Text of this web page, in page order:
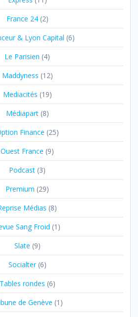
France 24(2)
& Lyon Capital (6)
Le Parisien (4)
Maddyness (12)
Mediacités (19)
Médiapart(8)
Finance (25)
Ouest France (9)
Podcast (3)
Premium (29)
Médias (8)
Sang Froid (1)
Slate (9)
Socialter(6)
Tables rondes (6)
de Genève (1)